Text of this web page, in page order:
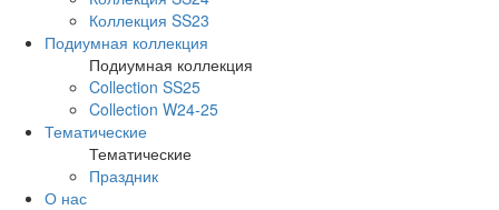
Коллекция SS23
Подиумная коллекция
Подиумная коллекция
Collection SS25
Collection W24-25
Тематические
Тематические
Праздник
О нас